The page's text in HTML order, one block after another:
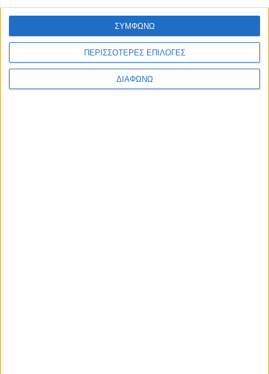
ΠΕΡΙΣΣΟΤΕΡΕΣ ΕΠΙΛΟΓΕΣ
ΔΙΑΦΩΝΩ
ΣΥΜΦΩΝΩ
Ιδέες διακόσμησης για το φοιτητικό σπίτι!